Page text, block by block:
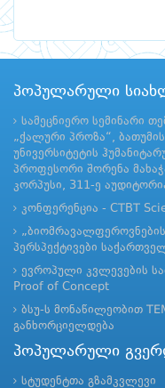
პოპულარული
სამეცნიერო სემინარი
„ქალური პროზა“,
უნივერსიტეტის
პროფესორი შორენა
კორპუსი, 311-ე
კონფერენცია - CTBT
პერსპექტივები
ევროპული კვლევების
Proof of Concept
ბსუ-ს მონაწილეობით
განხორციელდება
პოპულარული
სტუდენტთა გზამკვლევი